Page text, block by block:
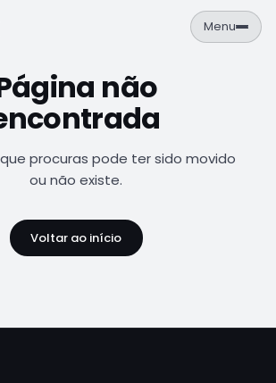
Menu
Área de Aluno
de formações IT
não
procuras pode ter sido movido
ou não existe.
Voltar ao início